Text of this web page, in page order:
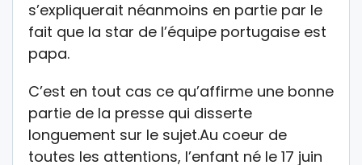
s’expliquerait néanmoins en partie par le
fait que la star de l’équipe portugaise est
papa.
C’est en tout cas ce qu’affirme une bonne
partie de la presse qui disserte
longuement sur le sujet.Au coeur de
toutes les attentions, l’enfant né le 17 juin